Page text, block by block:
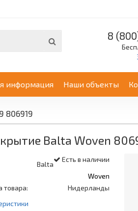
8
информация Наши объекты
806919
Balta Woven
Есть в наличии
Balta
Woven
товара:
Нидерланды